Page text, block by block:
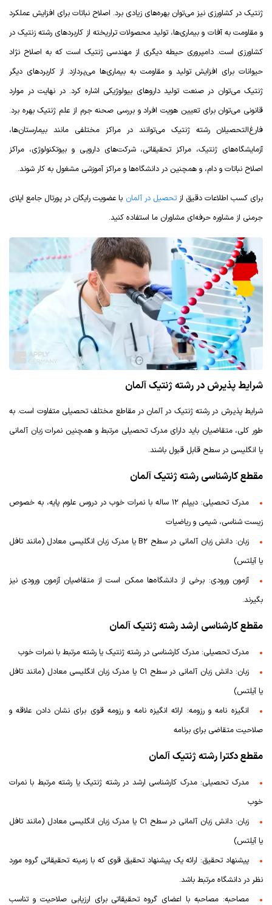
ژنتیک در کشاورزی نیز می‌توان بهره‌های زیادی برد. اصلاح نباتات برای افزایش عملکرد
و مقاومت به آفات و بیماری‌ها، تولید محصولات تراریخته از کاربرد‌های رشته زنتیک در
کشاورزی است. دامپروری حیطه دیگری از مهندسی ژنتیک است که به اصلاح نژاد
حیوانات برای افزایش تولید و مقاومت به بیماری‌ها می‌پردازد. از کاربرد‌های دیگر
ژنتیک می‌توان در صنعت تولید دارو‌های بیولوژیکی اشاره کرد. در نهایت در موارد
قانونی می‌توان برای تعیین هویت افراد و بررسی صحنه جرم از علم ژنتیک بهره برد.
فارغ‌التحصیلان رشته ژنتیک می‌توانند در مراکز مختلفی مانند بیمارستان‌ها،
آزمایشگاه‌های ژنتیک، مراکز تحقیقاتی، شرکت‌های دارویی و بیوتکنولوژی، مراکز
اصلاح نباتات و دام، و همچنین در دانشگاه‌ها و مراکز آموزشی مشغول به کار شوند.
برای کسب اطلاعات دقیق ازتحصیل در آلمان با عضویت رایگان در پورتال جامع اپلای
جرمنی از مشاوره حرفه‌ای مشاوران ما استفاده کنید.
شرایط پذیرش در رشته ژنتیک آلمان
شرایط پذیرش در رشته ژنتیک در آلمان در مقاطع مختلف تحصیلی متفاوت است. به
طور کلی، متقاضیان باید دارای مدرک تحصیلی مرتبط و همچنین نمرات زبان آلمانی
یا انگلیسی در سطح قابل قبول باشند.
مقطع کارشناسی رشته ژنتیک آلمان
مدرک تحصیلی: دیپلم ۱۲ ساله با نمرات خوب در دروس علوم پایه، به خصوص
زیست شناسی، شیمی و ریاضیات
زبان: دانش زبان آلمانی در سطح B2 یا مدرک زبان انگلیسی معادل (مانند تافل
یا آیلتس)
آزمون ورودی: برخی از دانشگاه‌ها ممکن است از متقاضیان آزمون ورودی نیز
بگیرند.
مقطع کارشناسی ارشد رشته ژنتیک آلمان
مدرک تحصیلی: مدرک کارشناسی در رشته ژنتیک یا رشته مرتبط با نمرات خوب
زبان: دانش زبان آلمانی در سطح C1 یا مدرک زبان انگلیسی معادل (مانند تافل
یا آیلتس)
انگیزه نامه و رزومه: ارائه انگیزه نامه و رزومه قوی برای نشان دادن علاقه و
صلاحیت متقاضی برای برنامه
مقطع دکترا رشته ژنتیک آلمان
مدرک تحصیلی: مدرک کارشناسی ارشد در رشته ژنتیک یا رشته مرتبط با نمرات
خوب
زبان: دانش زبان آلمانی در سطح C1 یا مدرک زبان انگلیسی معادل (مانند تافل
یا آیلتس)
پیشنهاد تحقیق: ارائه یک پیشنهاد تحقیق قوی که با زمینه تحقیقاتی گروه مورد
نظر در دانشگاه مرتبط باشد.
مصاحبه: مصاحبه با اعضای گروه تحقیقاتی برای ارزیابی صلاحیت و تناسب